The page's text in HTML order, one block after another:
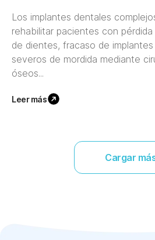
Los implantes dentales
rehabilitar pacientes con
de dientes, fracaso de
severos de mordida mediante
óseos...
Leer más
Cargar